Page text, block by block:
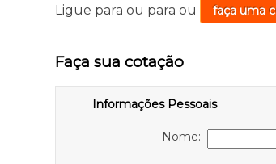
Ligue para ou para ou faça uma
Faça sua cotação
Informações Pessoais
Nome: